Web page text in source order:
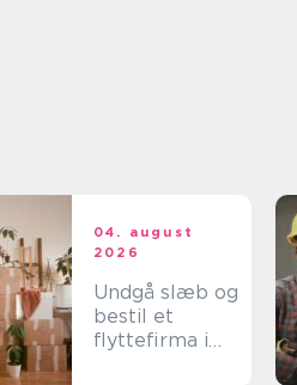
04. august
2026
Undgå slæb og
bestil et
flyttefirma i